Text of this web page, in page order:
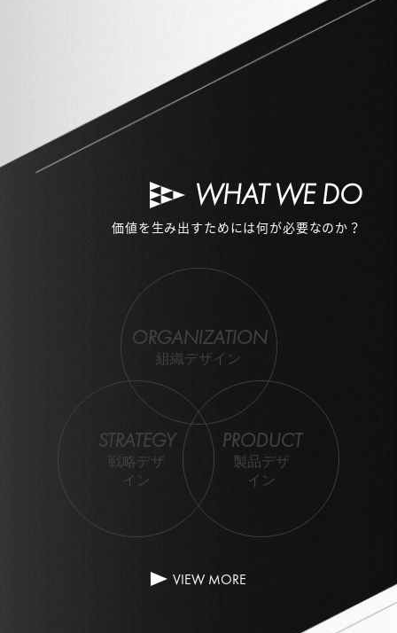
WHAT WE DO
価値を生み出すためには何が必要なのか？
ORGANIZATION
組織デザイン
STRATEGY
戦略デザ
イン
PRODUCT
製品デザ
イン
VIEW MORE